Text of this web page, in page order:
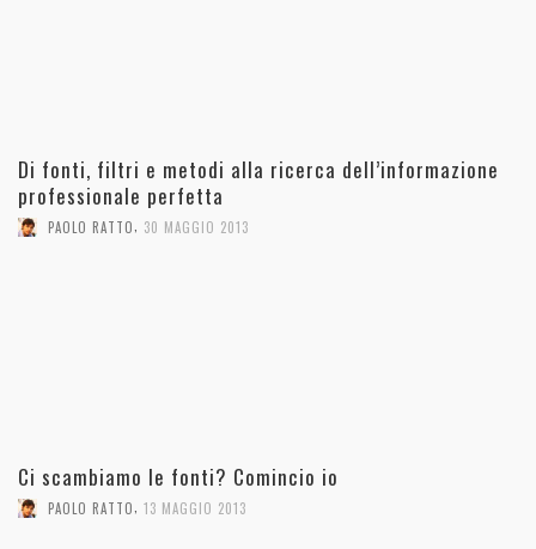
Di fonti, filtri e metodi alla ricerca dell’informazione
professionale perfetta
PAOLO RATTO 30 MAGGIO 2013
Ci scambiamo le fonti? Comincio io
PAOLO RATTO 13 MAGGIO 2013